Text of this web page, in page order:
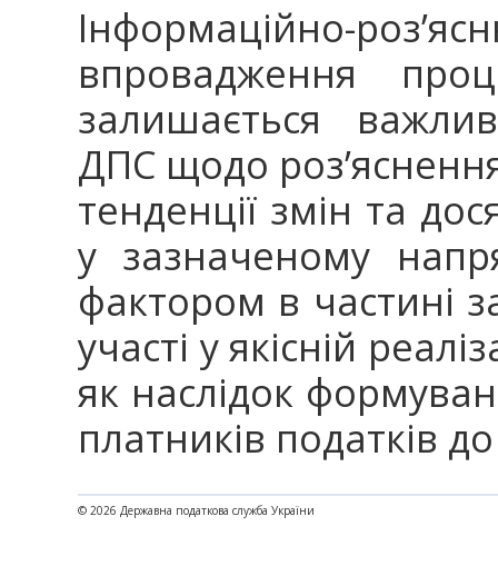
Інформаційно-
впровадження
залишається
ДПС щодо
тенденції змін та
у зазначеному
фактором в частині
участі у якісній
як наслідок
платників податків
© 2026 Державна податкова служба України